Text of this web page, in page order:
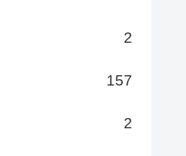
2
157
2